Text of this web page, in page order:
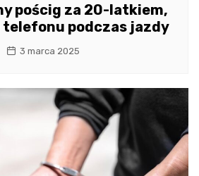
pościg za 20-latkiem,
telefonu podczas jazdy
3 marca 2025